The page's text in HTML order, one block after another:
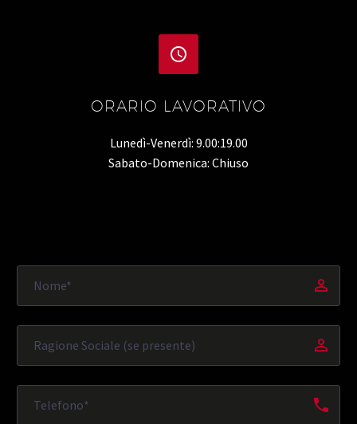


ORARIO LAVORATIVO
Lunedì-Venerdì: 9.00:19.00
Sabato-Domenica: Chiuso